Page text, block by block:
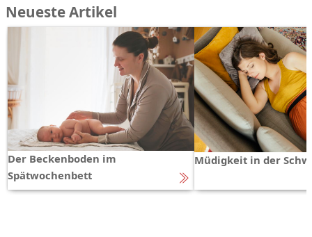
Neueste Artikel
Der Beckenboden im
Spätwochenbett
Müdigkeit in der